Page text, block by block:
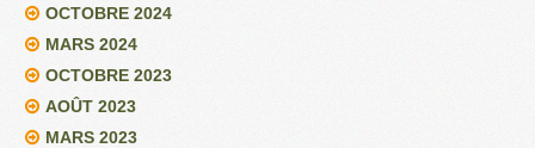
OCTOBRE 2024
MARS 2024
OCTOBRE 2023
AOÛT 2023
MARS 2023